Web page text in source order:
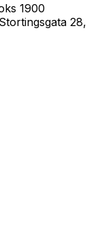
1900
28,